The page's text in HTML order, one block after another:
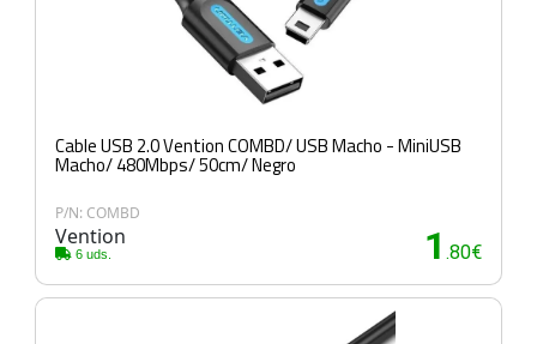
Cable USB 2.0 Vention COMBD/ USB Macho - MiniUSB
Macho/ 480Mbps/ 50cm/ Negro
P/N: COMBD
Vention
6 uds. 1 .80€